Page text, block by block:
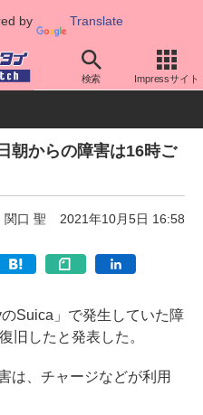
by Translate
検索 Impressサイト
決済/金融
朝からの障害は16時ご
関口 聖 2021年10月5日 16:58
Suica」で発生していた障
旧したと発表した。
は、チャージなどが利用